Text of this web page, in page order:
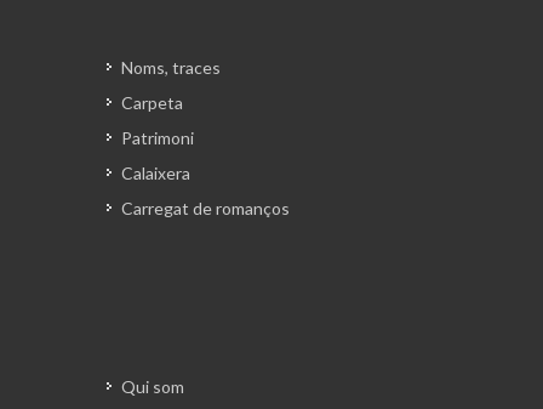
Noms, traces
Carpeta
Patrimoni
Calaixera
Carregat de romanços
Qui som